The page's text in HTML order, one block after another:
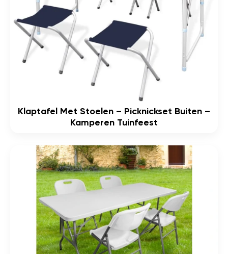
Klaptafel Met Stoelen – Picknickset Buiten –
Kamperen Tuinfeest